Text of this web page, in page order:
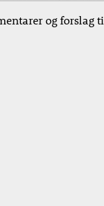
og forslag